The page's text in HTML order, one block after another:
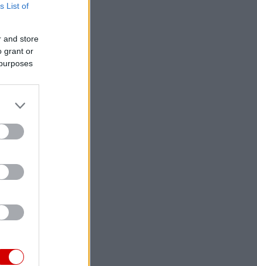
List of
and store
grant or